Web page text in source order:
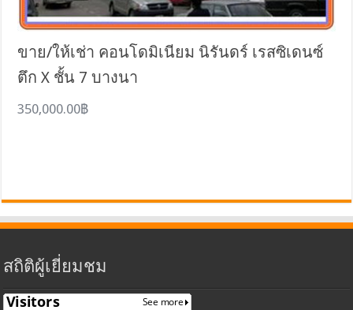
ขาย/ให้เช่า คอนโดมิเนียม นิรันดร์ เรสซิเดนซ์
ตึก X ชั้น 7 บางนา
350,000.00฿
สถิติผู้เยี่ยมชม